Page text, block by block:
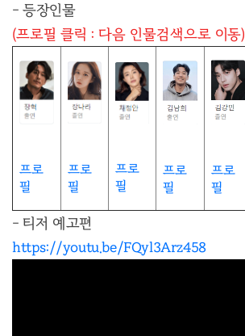
- 등장인물
(프로필 클릭 : 다음 인물검색으로 이동)
프로
필
프로
필
프로
필
프로
필
프로
필
- 티저 예고편
https://youtu.be/FQyl3Arz458